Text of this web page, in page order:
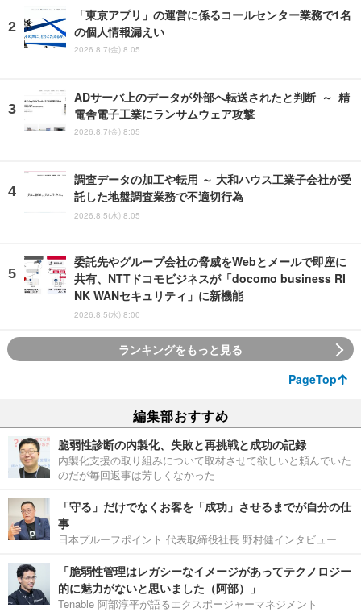
「東京アプリ」の運営に係るコールセンター業務で1名
の個人情報漏えい
2026.8.7(金) 8:05
ADサーバ上のデータが外部へ転送されたと判断 ～ 精
電舎電子工業にランサムウェア攻撃
2026.8.7(金) 8:05
調査データの加工や転用 ～ 大和ハウス工業子会社が受
託した地盤調査業務で不適切行為
2026.8.5(水) 8:05
委託先やグループ会社の脅威をWebとメールで即座に
共有、NTTドコモビジネスが「docomo business RI
NK WANセキュリティ」に新機能
2026.8.5(水) 8:00
ランキングをもっと見る
PageTop
編集部おすすめ
脆弱性診断の内製化、失敗と再挑戦と成功の記録
内製化支援の取り組みについて取材させて欲しいと頼んでいた
のだが毎回返事は芳しくなかった
「守る」だけでなくお客を「成功」させるまでが自分の仕
事
日本プルーフポイント 代表取締役社長 野村健インタビュー
「脆弱性管理はレガシーなイメージがあってテクノロジー
的に魅力がないと思いました（阿部）」
Tenable 阿部淳平が語るエクスポージャーマネジメント